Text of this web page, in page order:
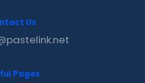
Us
Pages